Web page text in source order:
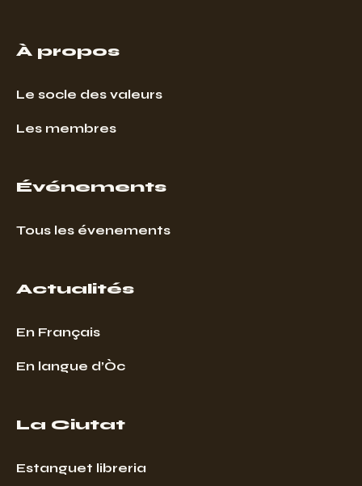
À propos
Le socle des valeurs
Les membres
Événements
Tous les évenements
Actualités
En Français
En langue d’Òc
La Ciutat
Estanguet libreria